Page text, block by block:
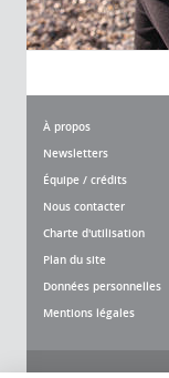
À propos
Newsletters
Équipe / crédits
Nous contacter
Charte d'utilisation
Plan du site
Données personnelles
Mentions légales